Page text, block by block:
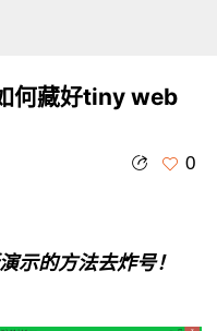
何藏好tiny web
0
示的方法去炸号！